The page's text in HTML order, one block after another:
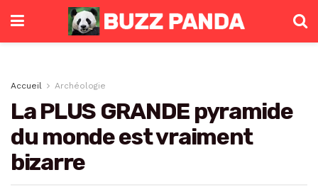
Accueil Archéologie
La PLUS GRANDE pyramide
du monde est vraiment
bizarre